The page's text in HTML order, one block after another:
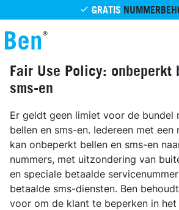
Overslaan en naar de inhoud gaan
GRATIS
Fair Use Policy: onbeperkt
sms-en
Er geldt geen limiet voor de bundel
bellen en sms-en. Iedereen met een
kan onbeperkt bellen en sms-en
nummers, met uitzondering van
en speciale betaalde
betaalde sms-diensten. Ben
voor om de klant te beperken in